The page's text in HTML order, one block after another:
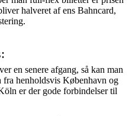
halveret af ens Bahncard,
en senere afgang, så kan man
fra henholdsvis København og
er der gode forbindelser til